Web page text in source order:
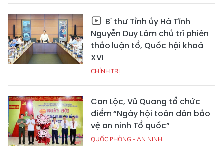
Bí thư Tỉnh ủy Hà Tĩnh
Nguyễn Duy Lâm chủ trì phiên
thảo luận tổ, Quốc hội khoá
XVI
CHÍNH TRỊ
Can Lộc, Vũ Quang tổ chức
điểm “Ngày hội toàn dân bảo
vệ an ninh Tổ quốc”
QUỐC PHÒNG - AN NINH